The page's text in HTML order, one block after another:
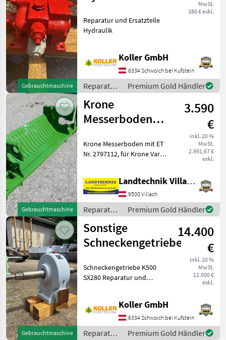
Gebrauchtmaschine
MwSt.
380 € exkl.
Reparatur und Ersatzteile
Hydraulik
Koller GmbH
6334 Schwoich bei Kufstein
Reparatur
und
Ersatzteile
/ Sonstige
Premium Gold Händler
Gebrauchtmaschine
Krone
Messerboden
3.590
€
inkl. 20 %
MwSt.
2.991,67 €
exkl.
Krone Messerboden mit ET
Nr. 2797112, für Krone Vario
Fragen steht Ihnen unser
Ersatzteil-Profi gerne z
Landtechnik Villach GmbH
9500 Villach
Reparatur
und
Ersatzteile
/ Krone
Premium Gold Händler
Gebrauchtmaschine
Sonstige
Schneckengetriebe
14.400
€
inkl. 20 %
MwSt.
12.000 €
exkl.
Schneckengetriebe K500
SX280 Reparatur und
Koller GmbH
6334 Schwoich bei Kufstein
Reparatur
Premium Gold Händler